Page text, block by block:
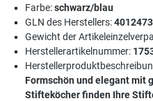
Farbe:schwarz/blau
GLN des Herstellers:
Gewicht der
Herstellerartikelnummer:
Formschön und elegant mit
Stifteköcher finden Ihre